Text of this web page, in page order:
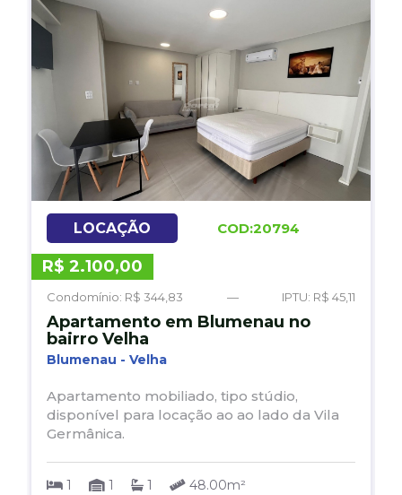
LOCAÇÃO COD:20794
R$ 2.100,00
Condomínio: R$ 344,83 — IPTU: R$ 45,11
Apartamento em Blumenau no
bairro Velha
Blumenau - Velha
Apartamento mobiliado, tipo stúdio,
disponível para locação ao ao lado da Vila
Germânica.
1 1 1 48.00m²